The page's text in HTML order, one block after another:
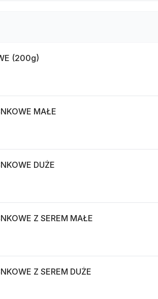
(200g)
MAŁE
DUŻE
Z SEREM MAŁE
Z SEREM DUŻE